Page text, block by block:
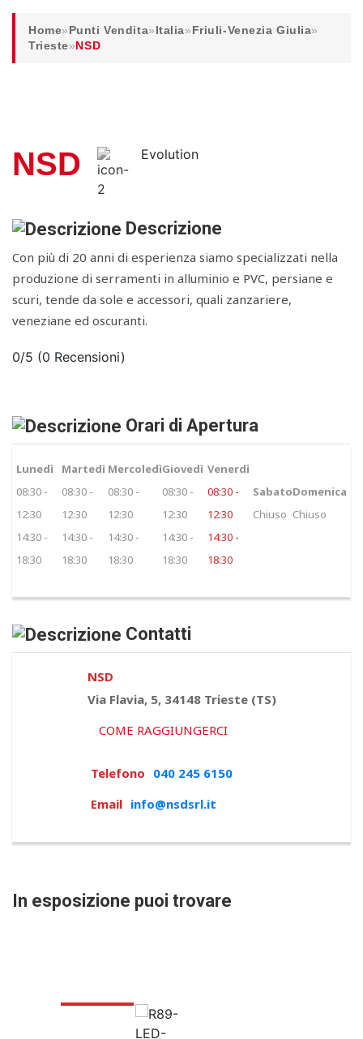
Home»Punti Vendita»Italia»Friuli-Venezia Giulia»
Trieste»NSD
NSD Evolution
Descrizione
Con più di 20 anni di esperienza siamo specializzati nella
produzione di serramenti in alluminio e PVC, persiane e
scuri, tende da sole e accessori, quali zanzariere,
veneziane ed oscuranti.
0/5 (0 Recensioni)
Orari di Apertura
Lunedì
08:30 -
12:30
14:30 -
18:30
Martedì
08:30 -
12:30
14:30 -
18:30
Mercoledì
08:30 -
12:30
14:30 -
18:30
Giovedì
08:30 -
12:30
14:30 -
18:30
Venerdì
08:30 -
12:30
14:30 -
18:30
Sabato
Chiuso
Domenica
Chiuso
Contatti
NSD
Via Flavia, 5, 34148 Trieste (TS)
COME RAGGIUNGERCI
Telefono 040 245 6150
Email info@nsdsrl.it
In esposizione puoi trovare